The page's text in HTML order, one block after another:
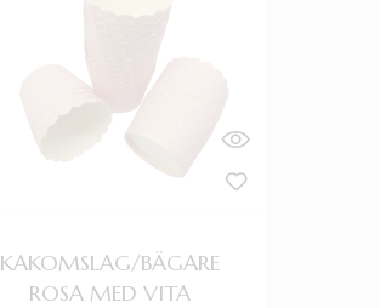
KAKOMSLAG/BÄGARE
ROSA MED VITA